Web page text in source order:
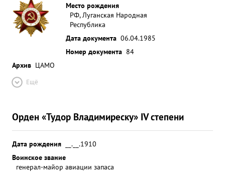
Место рождения
РФ, Луганская Народная
Республика
Дата документа 06.04.1985
Номер документа 84
Архив ЦАМО
Ещё
Орден «Тудор Владимиреску» IV степени
Дата рождения
__.__.1910
Воинское звание
генерал-майор авиации запаса